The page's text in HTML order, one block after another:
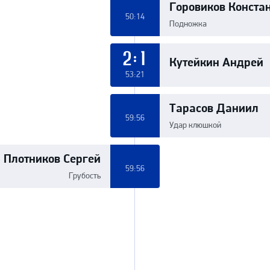
Горовиков
Подножка
50:14
Кутейкин Андрей
2:1
53:21
Тарасов Даниил
Удар клюшкой
59:56
Плотников Сергей
Грубость
59:56